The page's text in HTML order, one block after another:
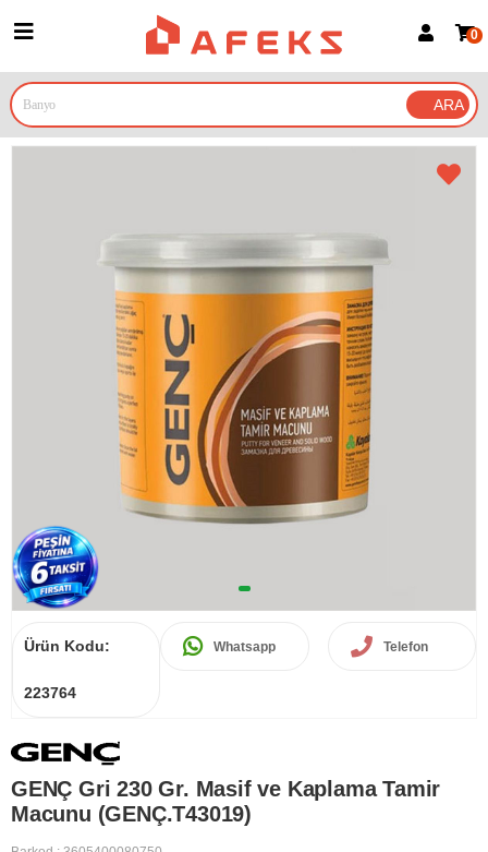
Google İle Bağlan
0
Ürün Kodu:
223764
Whatsapp Telefon
GENÇ Gri 230 Gr. Masif ve Kaplama Tamir
Macunu (GENÇ.T43019)